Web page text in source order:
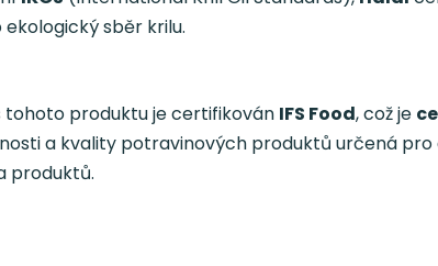
ekologický sběr krilu.
produktu je certifikován IFS Food, což je
a kvality potravinových produktů určená pro
produktů.